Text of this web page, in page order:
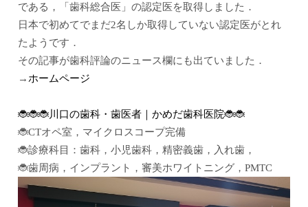
である，「歯科総合医」の認定医を取得しました．
日本で初めてでまだ2名しか取得していない認定医がとれ
たようです．
その記事が歯科評論のニュース欄にも出ていました．
→ ホームページ
🐞🐞🐞川口の歯科・歯医者｜かめだ歯科医院🐞🐞
🐞CTオペ室，マイクロスコープ完備
🐞診療科目：歯科，小児歯科，精密義歯，入れ歯，
🐞歯周病，インプラント，審美ホワイトニング，PMTC